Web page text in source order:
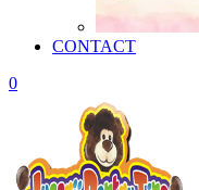
CONTACT
0